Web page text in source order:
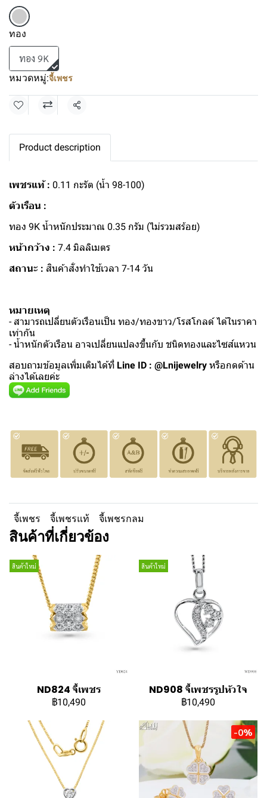
ทอง
ทอง 9K
หมวดหมู่:จี้เพชร
แชร์
Product description
เพชรแท้ : 0.11 กะรัต (น้ำ 98-100)
ตัวเรือน :
ทอง 9K น้ำหนักประมาณ 0.35 กรัม (ไม่รวมสร้อย)
หน้ากว้าง : 7.4 มิลลิเมตร
สถานะ : สินค้าสั่งทำใช้เวลา 7-14 วัน
หมายเหตุ
- สามารถเปลี่ยนตัวเรือนเป็น ทอง/ทองขาว/โรสโกลด์ ได้ในราคา
เท่ากัน
- น้ำหนักตัวเรือน อาจเปลี่ยนแปลงขึ้นกับ ชนิดทองและไซส์แหวน
สอบถามข้อมูลเพิ่มเติมได้ที่ Line ID : @Lnijewelry หรือกดด้าน
ล่างได้เลยค่ะ
จี้เพชร จี้เพชรแท้ จี้เพชรกลม
สินค้าที่เกี่ยวข้อง
สินค้าใหม่
ND824 จี้เพชร
฿10,490
สินค้าใหม่
ND908 จี้เพชรรูปหัวใจ
฿10,490
-0%